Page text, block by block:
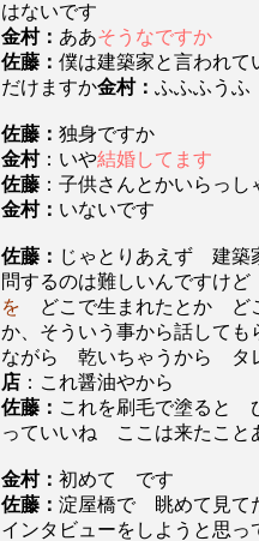
はないです
金村： ああそうなですか
佐藤： 僕は建築家と言われ
だけますか金村： ふふふう
佐藤： 独身ですか
金村：いや結婚してます
佐藤 ：子供さんとかいらっし
金村： いないです
佐藤： じゃとりあえず 建築
問するのは難しいんですけど
を どこで生まれたとか ど
か、そういう事から話して
ながら 乾いちゃうから タ
店 ：これ醤油やから
佐藤： これを刷毛で塗ると
っていいね ここは来たこと
金村： 初めて です
佐藤： 淀屋橋で 眺めて見
インタビューをしようと思